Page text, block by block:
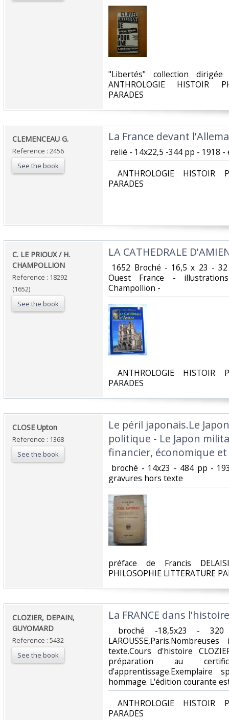
‎"Libertés" collection dirigée
ANTHROLOGIE HISTOIR
PARADES‎
‎CLEMENCEAU G.‎
Reference : 2456
See the book
‎La France devant
relié - 14x22,5 -344 pp - 1918 -
ANTHROLOGIE HISTOIR
PARADES‎
‎C. LE PRIOUX / H.
CHAMPOLLION ‎
Reference : 18292
(1652)
See the book
‎LA CATHEDRALE
1652 Broché - 16,5 x 23 -
Ouest France -
Champollion - ‎
ANTHROLOGIE HISTOIR
PARADES‎
‎CLOSE Upton‎
Reference : 1368
See the book
‎Le péril japonais.Le
politique - Le Japon
financier, économique et
broché - 14x23 - 484 pp -
gravures hors texte‎
‎préface de Francis
PHILOSOPHIE LITTERATURE
‎CLOZIER, DEPAIN,
GUYOMARD‎
Reference : 5432
See the book
‎La FRANCE dans
broché -18,5x23 -
texte.Cours d'histoire
préparation au
hommage. L'édition courante
ANTHROLOGIE HISTOIR
PARADES‎